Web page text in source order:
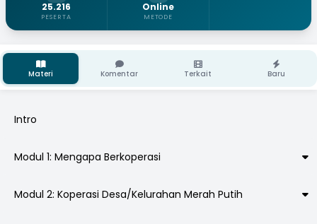
25.216
PESERTA
Online
METODE
Materi Komentar Terkait Baru
Intro
Modul 1: Mengapa Berkoperasi
Modul 2: Koperasi Desa/Kelurahan Merah Putih